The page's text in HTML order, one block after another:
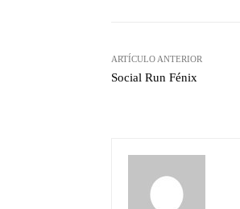
ARTÍCULO ANTERIOR
Social Run Fénix